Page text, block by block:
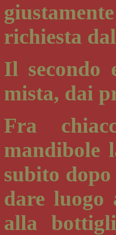
richiesta
Il secondo
mista, dai
Fra
mandibole
subito
dare luogo
alla